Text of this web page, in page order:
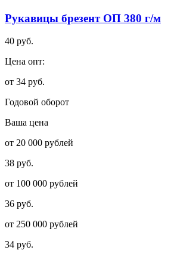
Рукавицы брезент ОП 380 г/м
40 руб.
Цена опт:
от 34 руб.
Годовой оборот
Ваша цена
от 20 000 рублей
38 руб.
от 100 000 рублей
36 руб.
от 250 000 рублей
34 руб.